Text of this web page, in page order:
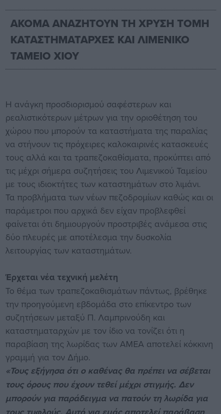
ΑΚΟΜΑ ΑΝΑΖΗΤΟΥΝ ΤΗ ΧΡΥΣΗ ΤΟΜΗ
ΚΑΤΑΣΤΗΜΑΤΑΡΧΕΣ ΚΑΙ ΛΙΜΕΝΙΚΟ
ΤΑΜΕΙΟ ΧΙΟΥ
Η ανάγκη προσδιορισμού σαφέστερων και
ρεαλιστικότερων μέτρων για την οριοθέτηση του
χώρου που μπορούν τα καταστήματα της παραλίας
να στήνουν τις πρόχειρες καλοκαιρινές κατασκευές
τους αλλά και τα τραπεζοκαθίσματα, προκύπτει από
τις μέχρι σήμερα συζητήσεις του Λιμενικού Ταμείου
με τους ιδιοκτήτες των καταστημάτων στο λιμάνι.
Τα προβλήματα των νέων πεζοδρομίων καθώς και οι
παράμετροι που αρχικά δεν είχαν προβλεφθεί
φαίνεται ότι δημιουργούν προστριβές ανάμεσα στις
δύο πλευρές με αποτέλεσμα την δυσκολία
λειτουργίας των καταστημάτων.
Έρχεται νέα τεχνική μελέτη
Το θέμα των τραπεζοκαθισμάτων πάντως, βρέθηκε
την προηγούμενη εβδομάδα στο επίκεντρο των
συζητήσεων μεταξύ Π. Λαμπρινούδη και
καταστηματαρχών με τον ίδιο να τονίζει ότι η
παραβίαση της λωρίδας των ΑΜΕΑ αποτελεί κόκκινη
γραμμή για τον Δήμο.
«Τους εξήγησα ότι ο καθένας θα πρέπει να σέβεται
τους όρους που έχουν τεθεί μέχρι στιγμής. Δεν
μπορούν για παράδειγμα να πατούν τη λωρίδα για